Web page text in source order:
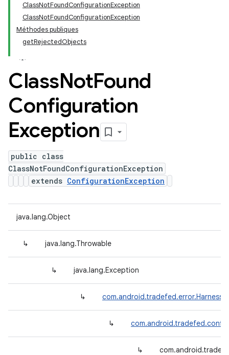
ClassNotFoundConfigurationException
ClassNotFoundConfigurationException
Méthodes publiques
getRejectedObjects
ClassNotFound
Configuration
Exception
public class
ClassNotFoundConfigurationException
extends ConfigurationException
java.lang.Object
↳ java.lang.Throwable
↳ java.lang.Exception
↳
↳
↳